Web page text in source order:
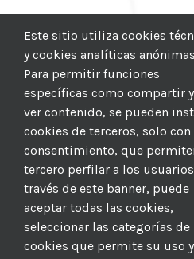
© 2012–2025 |CICIC| Hosting:
Este sitio utiliza cookies
y cookies analíticas
Para permitir funciones
específicas como compartir
ver contenido, se pueden
cookies de terceros, solo con
consentimiento, que
tercero perfilar a los
través de este banner, puede
aceptar todas las cookies,
seleccionar las categorías de
cookies que permite su uso